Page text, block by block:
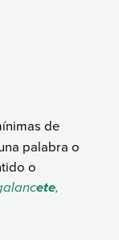
de
palabra o
o
ete,